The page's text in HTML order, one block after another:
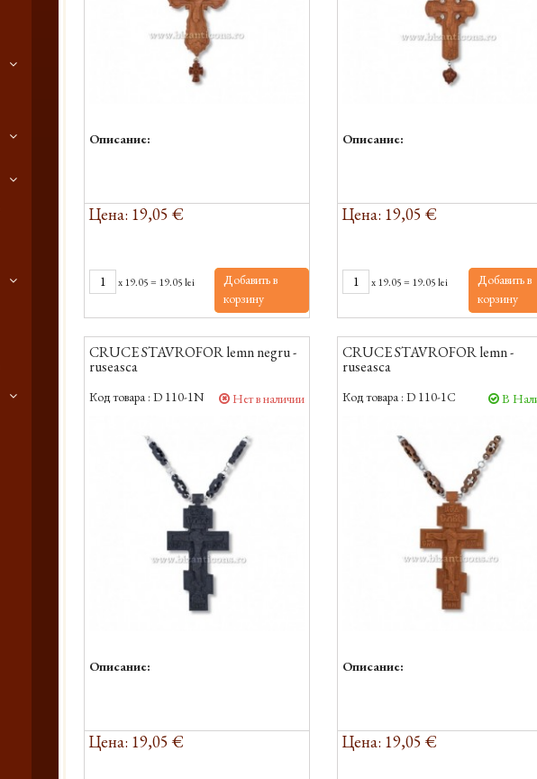
Описание:
Цена: 19,05 €
x19.05= 19.05 lei
Добавить в
корзину
Описание:
Цена: 19,05 €
x19.05= 19.05 lei
Добавить в
корзину
CRUCE STAVROFOR lemn negru -
ruseasca
Код товара : D 110-1N Нет в наличии
Описание:
Цена: 19,05 €
CRUCE STAVROFOR lemn -
ruseasca
Код товара : D 110-1C В
Описание:
Цена: 19,05 €